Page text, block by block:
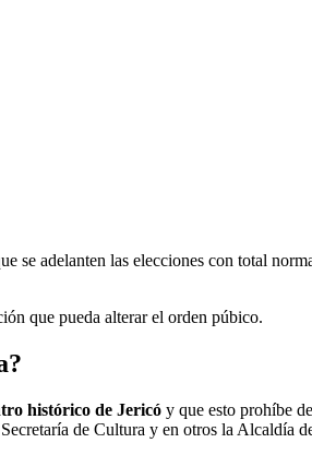
se adelanten las elecciones con total
que pueda alterar el orden púbico.
histórico de Jericó y que esto prohíbe
de Cultura y en otros la Alcaldía